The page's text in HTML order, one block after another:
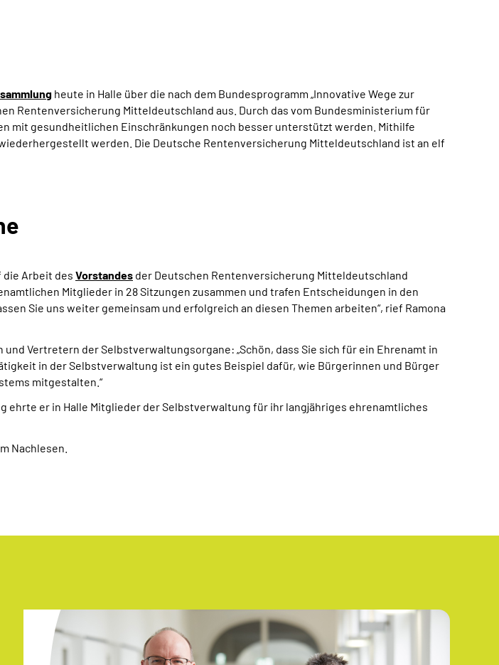
heute in Halle über die nach dem Bundesprogramm „Innovative Wege zur
Rentenversicherung Mitteldeutschland aus. Durch das vom Bundesministerium für
mit gesundheitlichen Einschränkungen noch besser unterstützt werden. Mithilfe
werden. Die Deutsche Rentenversicherung Mitteldeutschland ist an elf
die Arbeit des Vorstandes der Deutschen Rentenversicherung Mitteldeutschland
Mitglieder in 28 Sitzungen zusammen und trafen Entscheidungen in den
Sie uns weiter gemeinsam und erfolgreich an diesen Themen arbeiten“, rief Ramona
Vertretern der Selbstverwaltungsorgane: „Schön, dass Sie sich für ein Ehrenamt in
in der Selbstverwaltung ist ein gutes Beispiel dafür, wie Bürgerinnen und Bürger
mitgestalten.“
ehrte er in Halle Mitglieder der Selbstverwaltung für ihr langjähriges ehrenamtliches
Nachlesen.